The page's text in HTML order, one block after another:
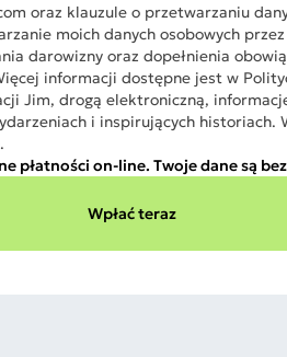
oraz klauzule o przetwarzaniu
moich danych osobowych
darowizny oraz dopełnienia
informacji dostępne jest w
Jim, drogą elektroniczną,
i inspirujących historiach.
płatności on-line. Twoje dane są
Wpłać teraz